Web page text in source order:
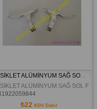
ALÜMİNYUM SAĞ SOL
₺22 KDV Dahil